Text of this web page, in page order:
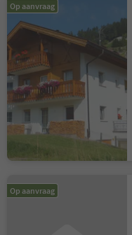
Op aanvraag
Op aanvraag